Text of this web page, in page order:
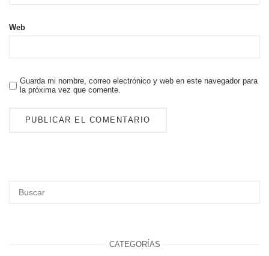
Web
Guarda mi nombre, correo electrónico y web en este navegador para
la próxima vez que comente.
CATEGORÍAS